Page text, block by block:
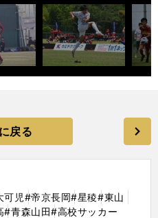
戻る
可児#帝京長岡#星稜#東山
#青森山田#高校サッカー